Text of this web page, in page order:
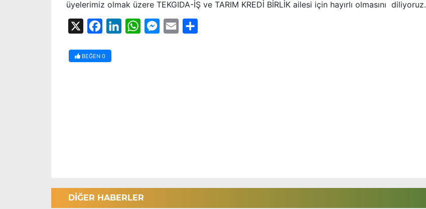
üyelerimiz olmak üzere TEKGIDA-İŞ ve TARIM KREDİ BİRLİK ailesi için hayırlı olmasını diliyoruz.
FacebookLinkedInWhatsAppMessenger
Email
BEĞEN 0
DİĞER HABERLER